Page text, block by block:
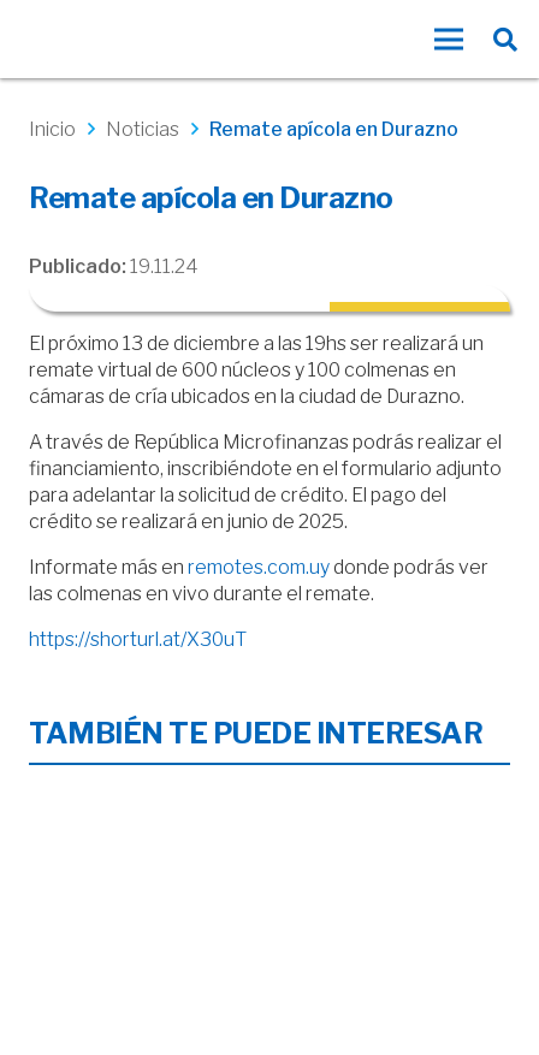
Inicio Noticias Remate apícola en Durazno
Remate apícola en Durazno
Publicado: 19.11.24
El próximo 13 de diciembre a las 19hs ser realizará un
remate virtual de 600 núcleos y 100 colmenas en
cámaras de cría ubicados en la ciudad de Durazno.
A través de República Microfinanzas podrás realizar el
financiamiento, inscribiéndote en el formulario adjunto
para adelantar la solicitud de crédito. El pago del
crédito se realizará en junio de 2025.
Informate más en remotes.com.uydonde podrás ver
las colmenas en vivo durante el remate.
https://shorturl.at/X30uT
TAMBIÉN TE PUEDE INTERESAR